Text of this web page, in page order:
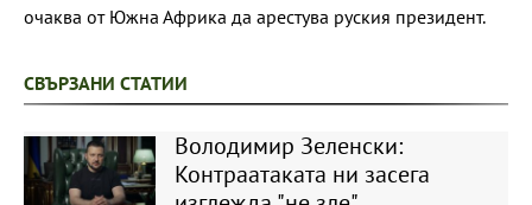
очаква от Южна Африка да арестува руския президент.
СВЪРЗАНИ СТАТИИ
Володимир Зеленски:
Контраатаката ни засега